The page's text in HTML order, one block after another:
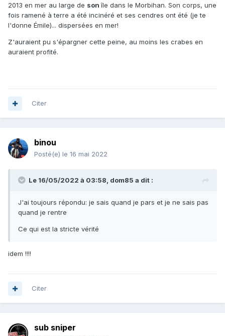
2013 en mer au large de sonîle dans le Morbihan. Son corps, une
fois ramené à terre a été incinéré et ses cendres ont été (je te
l'donne Émile)... dispersées en mer!
Z'auraient pu s'épargner cette peine, au moins les crabes en
auraient profité.
Citer
binou
Posté(e) le 16 mai 2022
Le 16/05/2022 à 03:58, dom85 a dit :
J'ai toujours répondu: je sais quand je pars et je ne sais pas
quand je rentre
Ce qui est la stricte vérité
idem !!!!
Citer
sub sniper